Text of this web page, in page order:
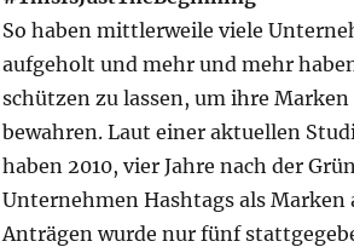
So haben mittlerweile viele
aufgeholt und mehr und mehr
schützen zu lassen, um ihre
bewahren. Laut einer aktuellen
haben 2010, vier Jahre nach der
Unternehmen Hashtags als Marken
Anträgen wurde nur fünf